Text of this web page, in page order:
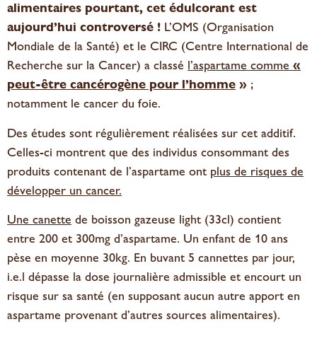
alimentaires pourtant, cet édulcorant est
aujourd’hui controversé ! L’OMS (Organisation
Mondiale de la Santé) et le CIRC (Centre International de
Recherche sur la Cancer) a classé l’aspartame comme «
peut-être cancérogène pour l’homme » ;
notamment le cancer du foie.
Des études sont régulièrement réalisées sur cet additif.
Celles-ci montrent que des individus consommant des
produits contenant de l’aspartame ont plus de risques de
développer un cancer.
Une canette de boisson gazeuse light (33cl) contient
entre 200 et 300mg d’aspartame. Un enfant de 10 ans
pèse en moyenne 30kg. En buvant 5 cannettes par jour,
i.e.l dépasse la dose journalière admissible et encourt un
risque sur sa santé (en supposant aucun autre apport en
aspartame provenant d’autres sources alimentaires).